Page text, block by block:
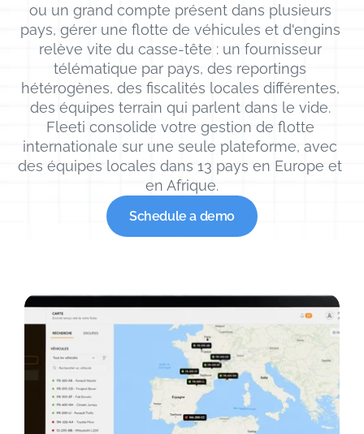
ou un grand compte présent dans plusieurs
pays, gérer une flotte de véhicules et d'engins
relève vite du casse-tête : un fournisseur
télématique par pays, des reportings
hétérogènes, des fiscalités locales différentes,
des équipes terrain qui parlent dans le vide.
Fleeti consolide votre gestion de flotte
internationale sur une seule plateforme, avec
des équipes locales dans 13 pays en Europe et
en Afrique.
Schedule a demo